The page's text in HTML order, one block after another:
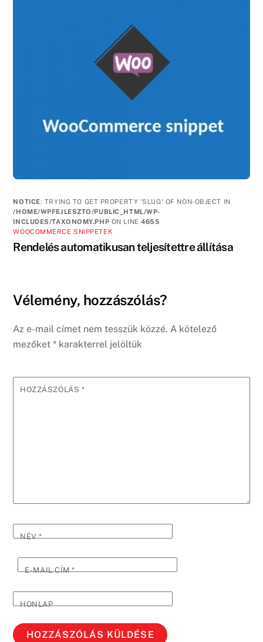
NOTICE: TRYING TO GET PROPERTY 'SLUG' OF NON-OBJECT IN
/HOME/WPFEJLESZTO/PUBLIC_HTML/WP-
INCLUDES/TAXONOMY.PHP ON LINE4655
WOOCOMMERCE SNIPPETEK
Rendelés automatikusan teljesítettre állítása
Vélemény, hozzászólás?
Az e-mail címet nem tesszük közzé. A kötelező
mezőket* karakterrel jelöltük
HOZZÁSZÓLÁS *
NÉV*
E-MAIL CÍM*
HONLAP